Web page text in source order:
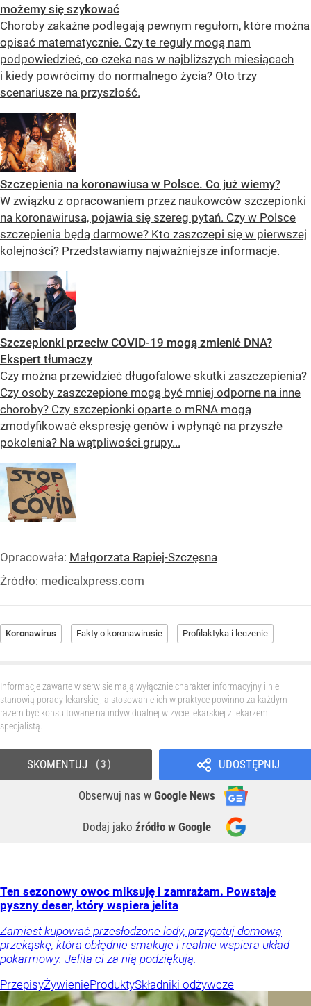
możemy się szykować
Choroby zakaźne podlegają pewnym regułom, które można
opisać matematycznie. Czy te reguły mogą nam
podpowiedzieć, co czeka nas w najbliższych miesiącach
i kiedy powrócimy do normalnego życia? Oto trzy
scenariusze na przyszłość.
Szczepienia na koronawiusa w Polsce. Co już wiemy?
W związku z opracowaniem przez naukowców szczepionki
na koronawirusa, pojawia się szereg pytań. Czy w Polsce
szczepienia będą darmowe? Kto zaszczepi się w pierwszej
kolejności? Przedstawiamy najważniejsze informacje.
Szczepionki przeciw COVID-19 mogą zmienić DNA?
Ekspert tłumaczy
Czy można przewidzieć długofalowe skutki zaszczepienia?
Czy osoby zaszczepione mogą być mniej odporne na inne
choroby? Czy szczepionki oparte o mRNA mogą
zmodyfikować ekspresję genów i wpłynąć na przyszłe
pokolenia? Na wątpliwości grupy...
Opracowała: Małgorzata Rapiej-Szczęsna
Źródło: medicalxpress.com
Koronawirus Fakty o koronawirusie Profilaktyka i leczenie
Informacje zawarte w serwisie mają wyłącznie charakter informacyjny i nie
stanowią porady lekarskiej, a stosowanie ich w praktyce powinno za każdym
razem być konsultowane na indywidualnej wizycie lekarskiej z lekarzem
specjalistą.
UDOSTĘPNIJ
Obserwuj nas w Google News
Dodaj jako źródło w Google
SKOMENTUJ 3
Ten sezonowy owoc miksuję i zamrażam. Powstaje
pyszny deser, który wspiera jelita
Zamiast kupować przesłodzone lody, przygotuj domową
przekąskę, która obłędnie smakuje i realnie wspiera układ
pokarmowy. Jelita ci za nią podziękują.
PrzepisyŻywienieProduktySkładniki odżywcze